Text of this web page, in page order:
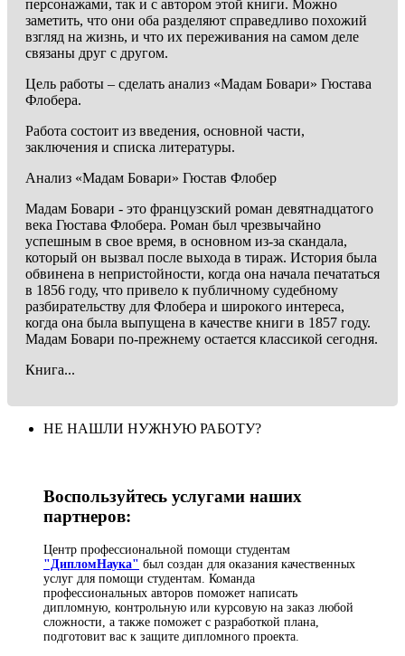
персонажами, так и с автором этой книги. Можно
заметить, что они оба разделяют справедливо похожий
взгляд на жизнь, и что их переживания на самом деле
связаны друг с другом.
Цель работы – сделать анализ «Мадам Бовари» Гюстава
Флобера.
Работа состоит из введения, основной части,
заключения и списка литературы.
Анализ «Мадам Бовари» Гюстав Флобер
Мадам Бовари - это французский роман девятнадцатого
века Гюстава Флобера. Роман был чрезвычайно
успешным в свое время, в основном из-за скандала,
который он вызвал после выхода в тираж. История была
обвинена в непристойности, когда она начала печататься
в 1856 году, что привело к публичному судебному
разбирательству для Флобера и широкого интереса,
когда она была выпущена в качестве книги в 1857 году.
Мадам Бовари по-прежнему остается классикой сегодня.
Книга...
НЕ НАШЛИ НУЖНУЮ РАБОТУ?
Воспользуйтесь услугами наших
партнеров:
Центр профессиональной помощи студентам
"ДипломНаука" был создан для оказания качественных
услуг для помощи студентам. Команда
профессиональных авторов поможет написать
дипломную, контрольную или курсовую на заказ любой
сложности, а также поможет с разработкой плана,
подготовит вас к защите дипломного проекта.